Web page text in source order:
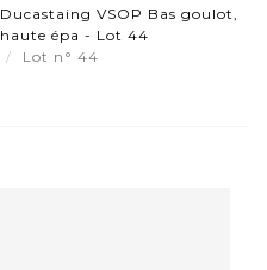
Ducastaing VSOP Bas goulot,
haute épa - Lot 44
Lot n° 44